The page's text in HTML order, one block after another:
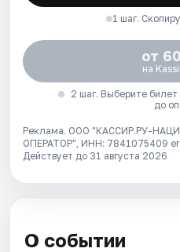
1 шаг.
от
на
2 шаг. Выберите
до
Реклама. ООО "КАССИР.РУ-
ОПЕРАТОР", ИНН: 7841075409
Действует до 31 августа 2026
О событии